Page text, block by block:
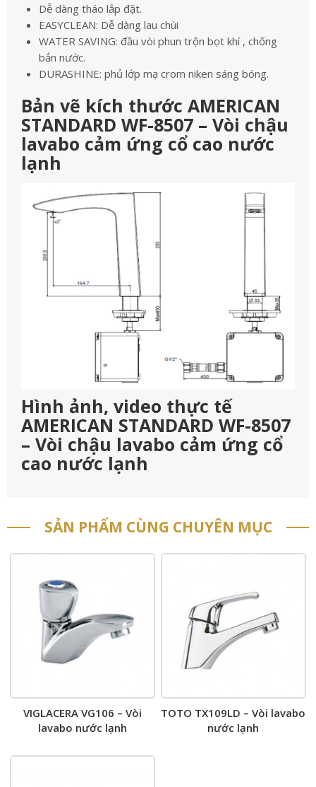
Dễ dàng tháo lắp đặt.
EASYCLEAN: Dễ dàng lau chùi
WATER SAVING: đầu vòi phun trộn bọt khí , chống
bắn nước.
DURASHINE: phủ lớp mạ crom niken sáng bóng.
Bản vẽ kích thước AMERICAN
STANDARD WF-8507 – Vòi chậu
lavabo cảm ứng cổ cao nước
lạnh
Hình ảnh, video thực tế
AMERICAN STANDARD WF-8507
– Vòi chậu lavabo cảm ứng cổ
cao nước lạnh
SẢN PHẨM CÙNG CHUYÊN MỤC
VIGLACERA VG106 – Vòi
lavabo nước lạnh
TOTO TX109LD – Vòi lavabo
nước lạnh